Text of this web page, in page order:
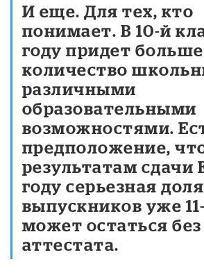
И еще. Для тех, кто
понимает. В 10-й
году придет
количество
различными
образовательными
возможностями.
предположение,
результатам сдачи
году серьезная доля
выпускников уже
может остаться без
аттестата.